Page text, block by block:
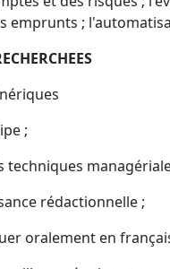
emprunts ;
;
rédactionnelle ;
oralement en